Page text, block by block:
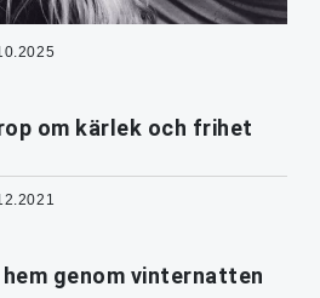
om kärlek och frihet
genom vinternatten